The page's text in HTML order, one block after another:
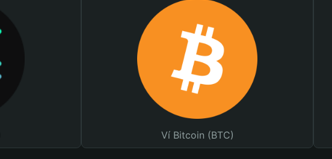
Ví Bitcoin (BTC)